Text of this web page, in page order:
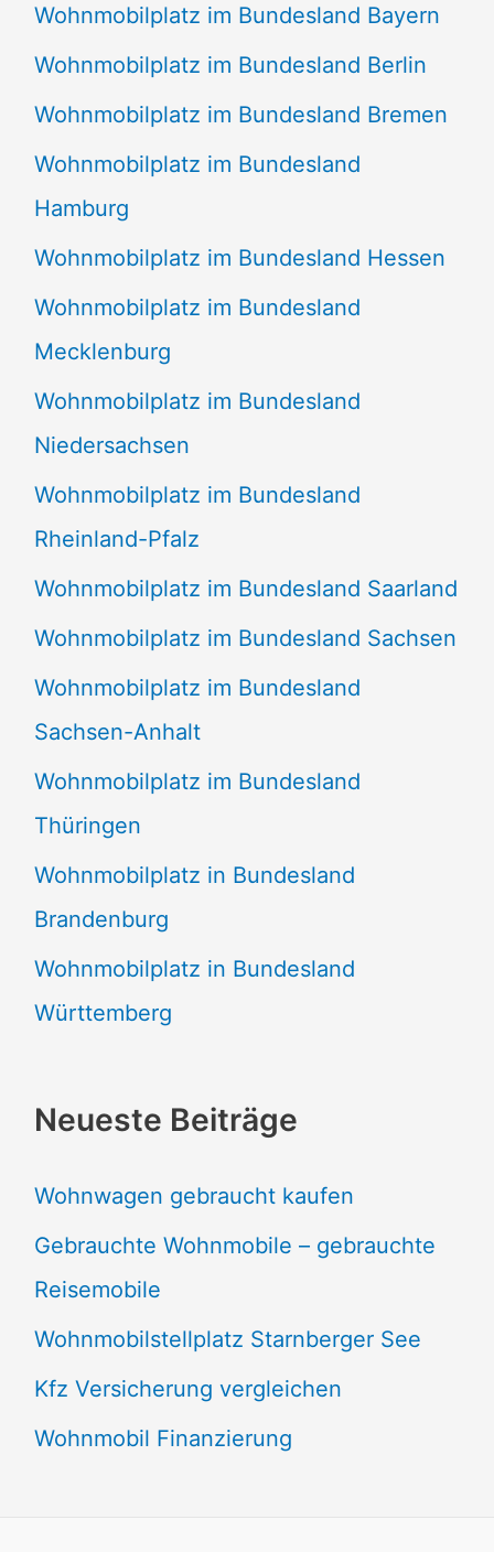
Wohnmobilplatz im Bundesland Bayern
Wohnmobilplatz im Bundesland Berlin
Wohnmobilplatz im Bundesland Bremen
Wohnmobilplatz im Bundesland
Hamburg
Wohnmobilplatz im Bundesland Hessen
Wohnmobilplatz im Bundesland
Mecklenburg
Wohnmobilplatz im Bundesland
Niedersachsen
Wohnmobilplatz im Bundesland
Rheinland-Pfalz
Wohnmobilplatz im Bundesland Saarland
Wohnmobilplatz im Bundesland Sachsen
Wohnmobilplatz im Bundesland
Sachsen-Anhalt
Wohnmobilplatz im Bundesland
Thüringen
Wohnmobilplatz in Bundesland
Brandenburg
Wohnmobilplatz in Bundesland
Württemberg
Neueste Beiträge
Wohnwagen gebraucht kaufen
Gebrauchte Wohnmobile – gebrauchte
Reisemobile
Wohnmobilstellplatz Starnberger See
Kfz Versicherung vergleichen
Wohnmobil Finanzierung